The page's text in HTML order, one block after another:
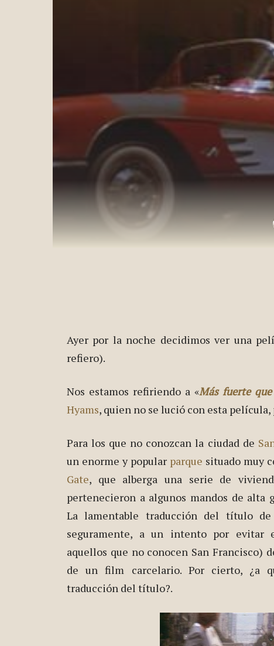
Ayer por la noche decidimos ver una
refiero).
Nos estamos refiriendo a «Más fuerte
Hyams, quien no se lució con esta
Para los que no conozcan la ciudad de
un enorme y popular parque situado muy
Gate, que alberga una serie de
pertenecieron a algunos mandos de alta
La lamentable traducción del título
seguramente, a un intento por evitar
aquellos que no conocen San Francisco)
de un film carcelario. Por cierto, ¿a
traducción del título?.